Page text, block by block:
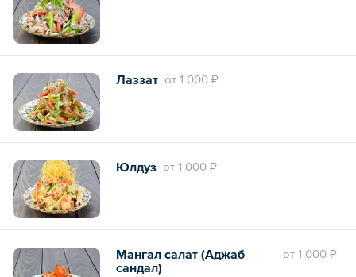
oт 1 000 ₽
Лаззат
oт 1 000 ₽
Юлдуз
oт 1 000 ₽
Мангал салат (Аджаб
сандал)